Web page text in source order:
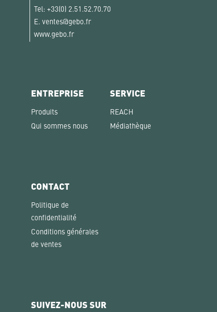
Tel: +33(0) 2.51.52.70.70
E. ventes@gebo.fr
www.gebo.fr
ENTREPRISE
Produits
Qui sommes nous
SERVICE
REACH
Médiathèque
CONTACT
Politique de
confidentialité
Conditions générales
de ventes
SUIVEZ-NOUS SUR